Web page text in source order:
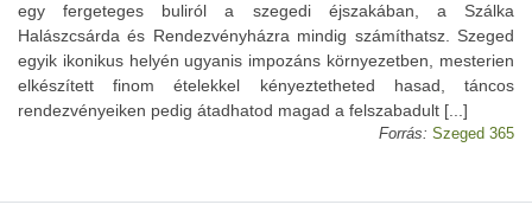
egy fergeteges buliról a szegedi éjszakában, a Szálka
Halászcsárda és Rendezvényházra mindig számíthatsz. Szeged
egyik ikonikus helyén ugyanis impozáns környezetben, mesterien
elkészített finom ételekkel kényeztetheted hasad, táncos
rendezvényeiken pedig átadhatod magad a felszabadult [...]
Forrás: Szeged 365